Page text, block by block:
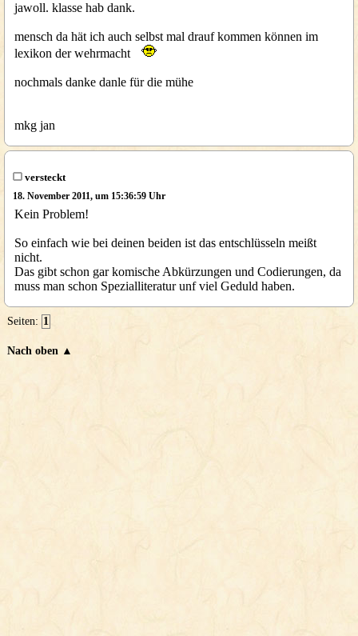
jawoll. klasse hab dank.
mensch da hät ich auch selbst mal drauf kommen können im
lexikon der wehrmacht
nochmals danke danle für die mühe
mkg jan
versteckt
18. November 2011, um 15:36:59 Uhr
Kein Problem!
So einfach wie bei deinen beiden ist das entschlüsseln meißt
nicht.
Das gibt schon gar komische Abkürzungen und Codierungen, da
muss man schon Spezialliteratur unf viel Geduld haben.
Seiten: 1
Nach oben ▲